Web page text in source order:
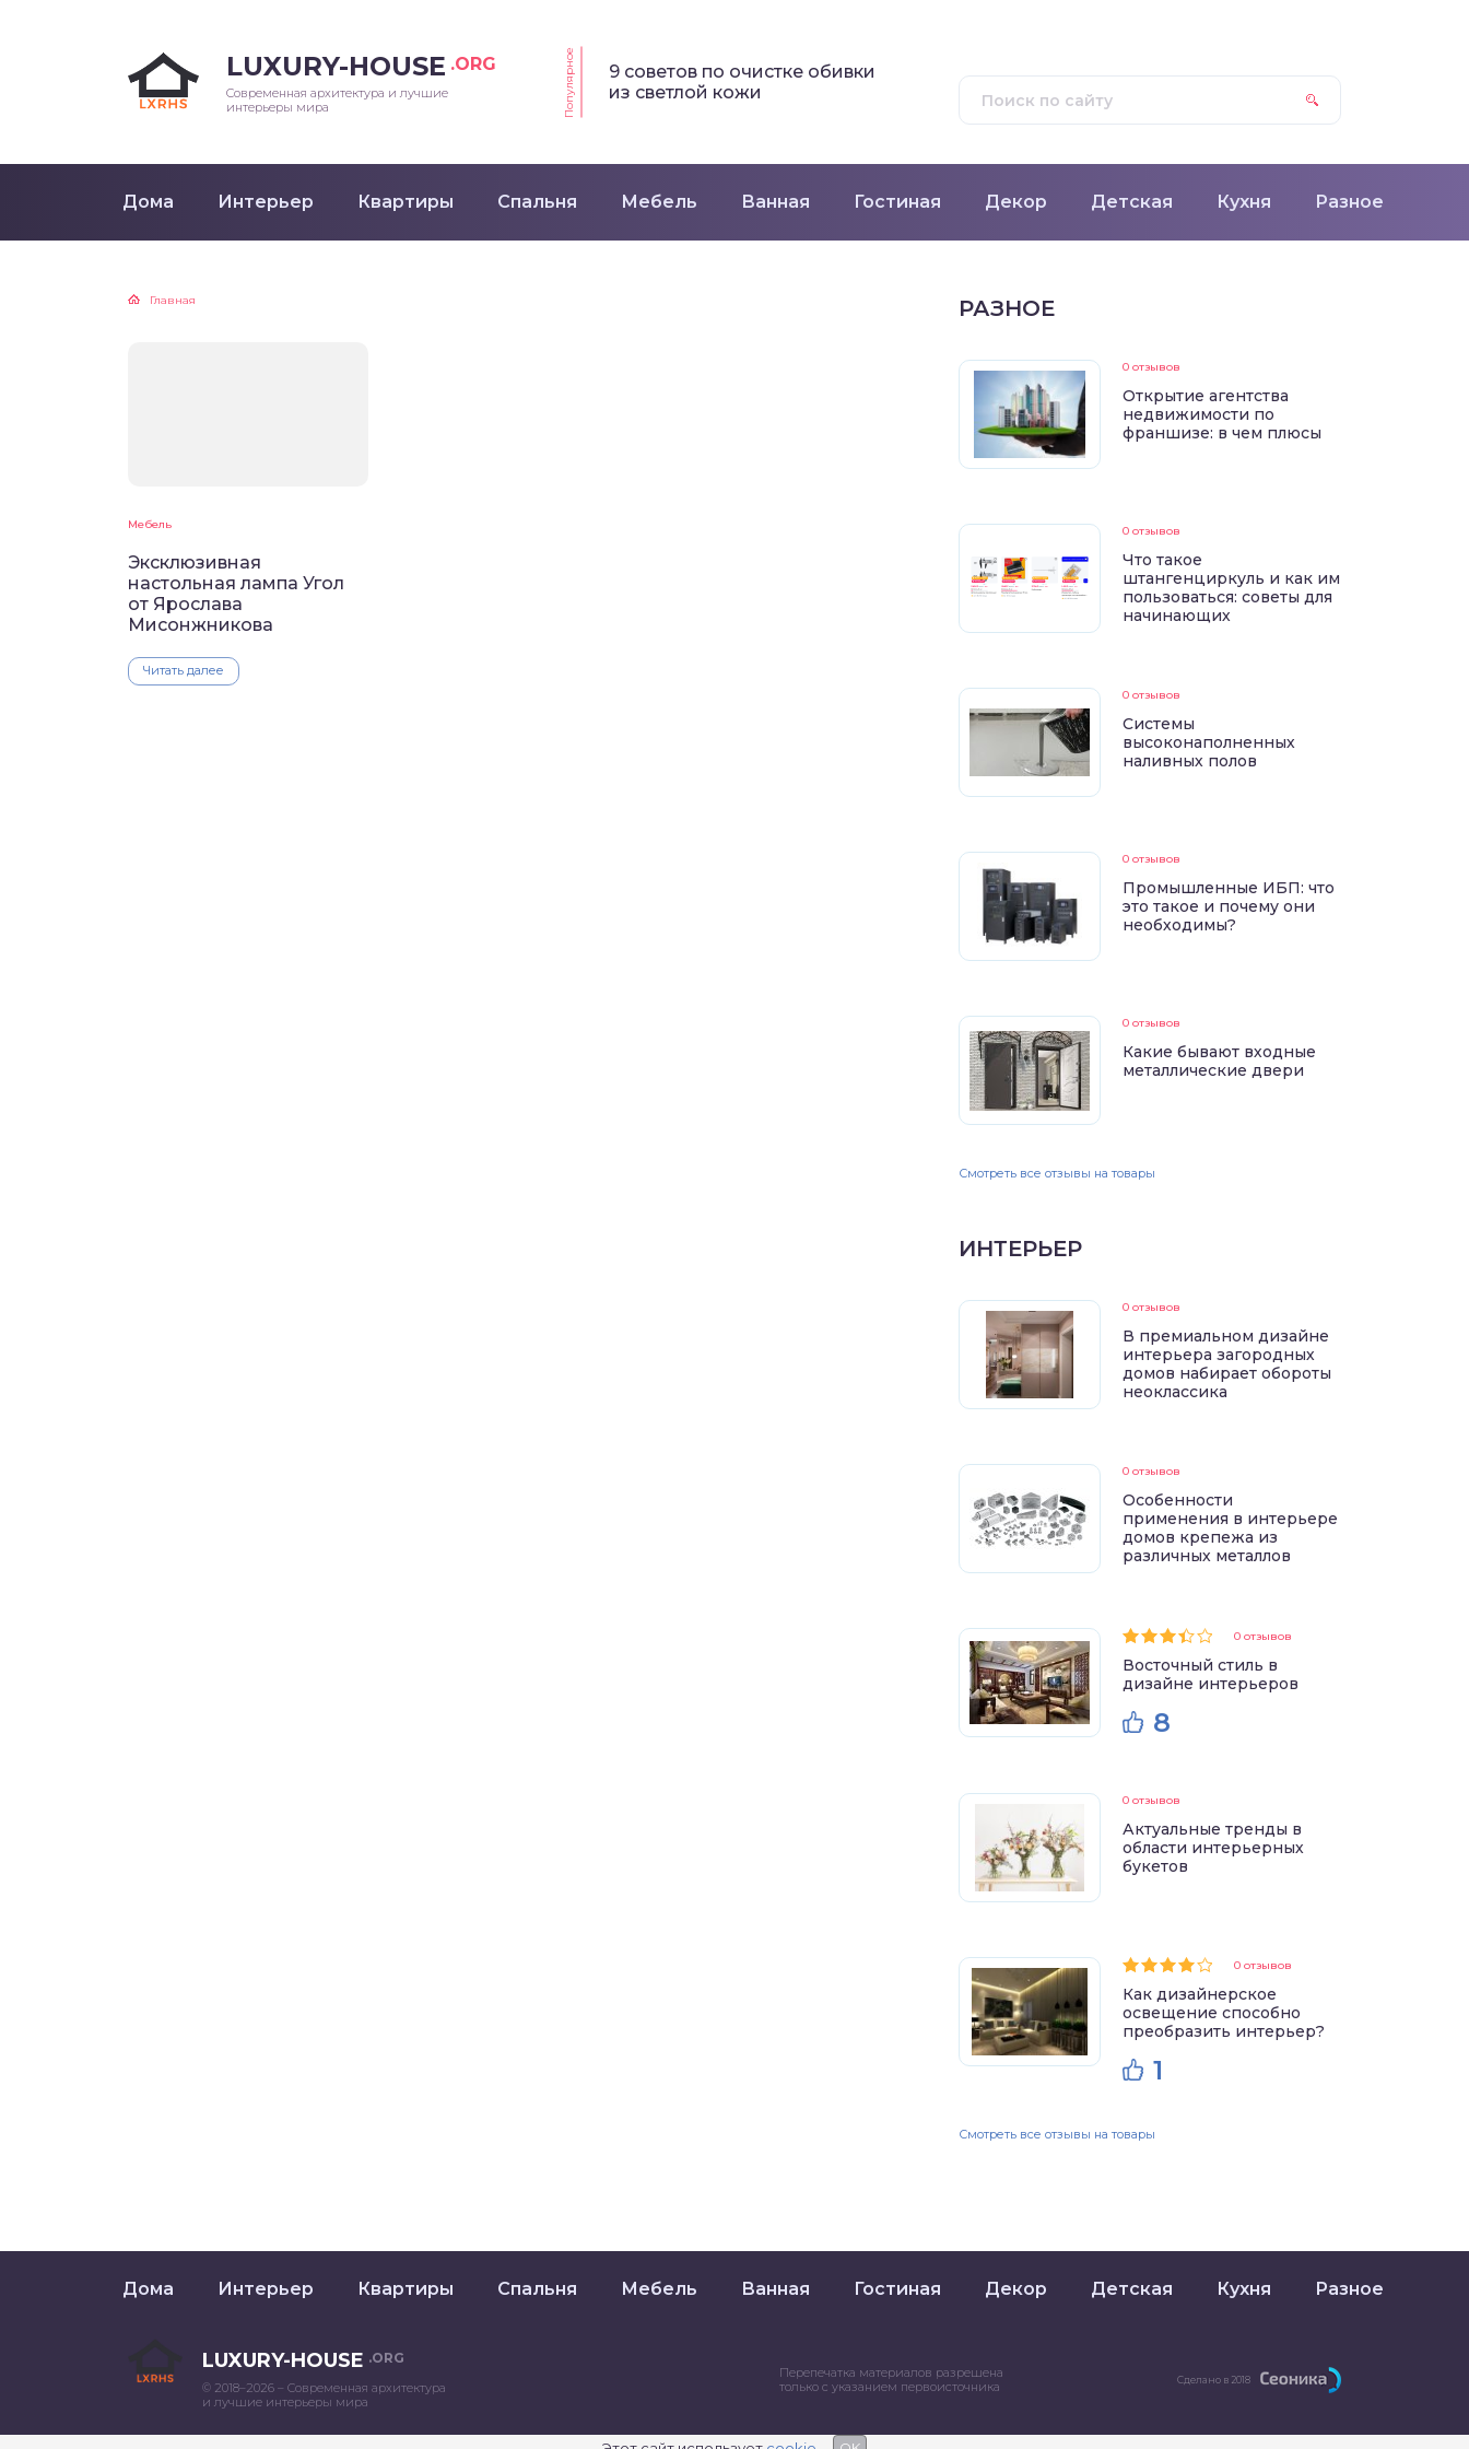
LUXURY-HOUSE .ORG
Современная архитектура и лучшие
интерьеры мира
Популярное
9 советов по очистке обивки
из светлой кожи
Дома Интерьер Квартиры Спальня Мебель Ванная Гостиная Декор Детская Кухня Разное
Главная
Мебель
Эксклюзивная
настольная лампа Угол
от Ярослава
Мисонжникова
Читать далее
РАЗНОЕ
0 отзывов
Открытие агентства
недвижимости по
франшизе: в чем плюсы
0 отзывов
Что такое
штангенциркуль и как им
пользоваться: советы для
начинающих
0 отзывов
Системы
высоконаполненных
наливных полов
0 отзывов
Промышленные ИБП: что
это такое и почему они
необходимы?
0 отзывов
Какие бывают входные
металлические двери
Смотреть все отзывы на товары
ИНТЕРЬЕР
0 отзывов
В премиальном дизайне
интерьера загородных
домов набирает обороты
неоклассика
0 отзывов
Особенности
применения в интерьере
домов крепежа из
различных металлов
0 отзывов
Восточный стиль в
дизайне интерьеров
8
0 отзывов
Актуальные тренды в
области интерьерных
букетов
0 отзывов
Как дизайнерское
освещение способно
преобразить интерьер?
1
Смотреть все отзывы на товары
Дома Интерьер Квартиры Спальня Мебель Ванная Гостиная Декор Детская Кухня Разное
LUXURY-HOUSE .ORG
© 2018–2026 – Современная архитектура
и лучшие интерьеры мира
Перепечатка материалов разрешена
только с указанием первоисточника
Сделано в 2018